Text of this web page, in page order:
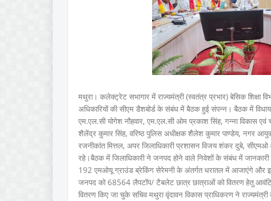
मथुरा। कलेक्ट्रेट सभागार में राज्यमंत्री (स्वतंत्र प्रभार) बेसिक शिक्षा
अधिकारियों की सीएम डैशबोर्ड के संबंध में बैठक हुई संपन्न। बैठक में
एम.एल.सी योगेश नौहवार, एम.एल.सी ओम प्रकाश सिंह, गन्ना विकास एवं
शैलेंद्र कुमार सिंह, वरिष्ठ पुलिस अधीक्षक शैलेश कुमार पाण्डेय, नगर
रजनीकांत मित्तल, अपर जिलाधिकारी प्रशासन विजय शंकर दुबे, सीएमओ
रहे।बैठक में जिलाधिकारी ने जनपद होने वाले निवेशों के संबंध में
192 एमओयू ग्राउंड ब्रेकिंग सेरेमनी के अंतर्गत धरातल में आजाएंगे और
जनपद को 68564 लैपटॉप/ टैबलेट छात्र छात्राओं को वितरण हेतु
वितरण किए जा चुके सचिव मथुरा वृंदावन विकास प्राधिकरण ने